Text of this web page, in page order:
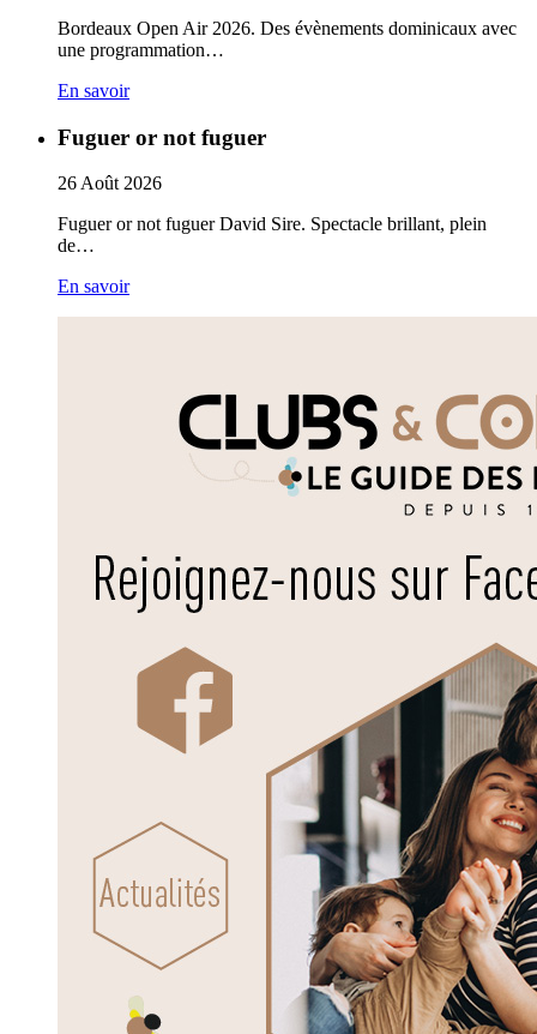
Bordeaux Open Air 2026. Des évènements dominicaux avec
une programmation…
En savoir
Fuguer or not fuguer
26Août 2026
Fuguer or not fuguer David Sire. Spectacle brillant, plein
de…
En savoir